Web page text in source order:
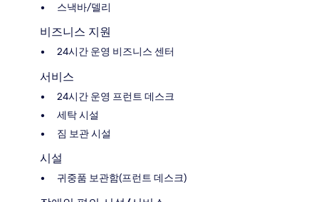
스낵바/델리
비즈니스 지원
24시간 운영 비즈니스 센터
서비스
24시간 운영 프런트 데스크
세탁 시설
짐 보관 시설
시설
귀중품 보관함(프런트 데스크)